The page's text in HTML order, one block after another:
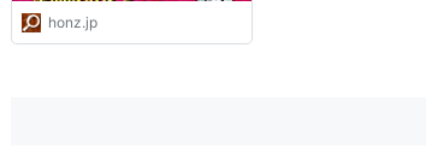
honz.jp